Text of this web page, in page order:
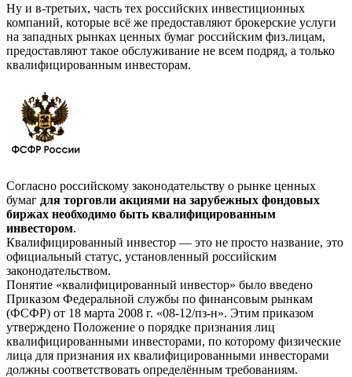
Ну и в-третьих, часть тех российских инвестиционных
компаний, которые всё же предоставляют брокерские услуги
на западных рынках ценных бумаг российским физ.лицам,
предоставляют такое обслуживание не всем подряд, а только
квалифицированным инвесторам.
Согласно российскому законодательству о рынке ценных
бумаг для торговли акциями на зарубежных фондовых
биржах необходимо быть квалифицированным
инвестором.
Квалифицированный инвестор — это не просто название, это
официальный статус, установленный российским
законодательством.
Понятие «квалифицированный инвестор» было введено
Приказом Федеральной службы по финансовым рынкам
(ФСФР) от 18 марта 2008 г. «08-12/пз-н». Этим приказом
утверждено Положение о порядке признания лиц
квалифицированными инвесторами, по которому физические
лица для признания их квалифицированными инвесторами
должны соответствовать определённым требованиям.